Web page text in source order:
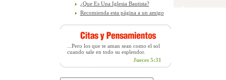
¿Que Es Una Iglesia Bautista?
Recomienda esta página a un amigo
...Pero los que te aman sean como el sol
cuando sale en todo su esplendor.
Jueces 5:31